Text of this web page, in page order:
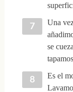
Una
se
Es el